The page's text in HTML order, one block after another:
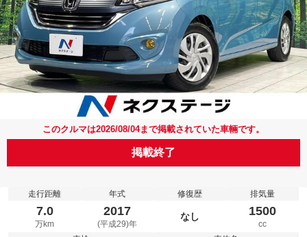
このクルマは2026/08/04まで掲載されていた車輛です。
掲載終了
走行距離
7.0
万km
年式
2017
(平成29)年
修復歴
なし
排気量
1500
cc